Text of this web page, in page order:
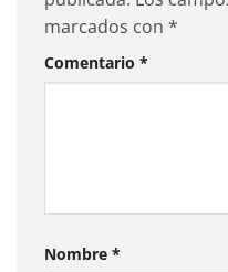
marcados con *
Comentario *
Nombre *